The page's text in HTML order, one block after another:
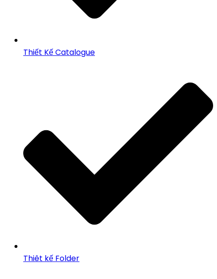
Thiết Kế Catalogue
Thiêt kế Folder